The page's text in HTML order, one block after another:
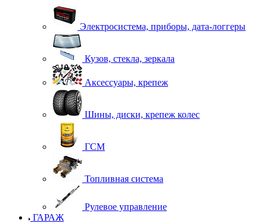
Электросистема, приборы, дата-логгеры
Кузов, стекла, зеркала
Аксессуары, крепеж
Шины, диски, крепеж колес
ГСМ
Топливная система
Рулевое управление
ГАРАЖ